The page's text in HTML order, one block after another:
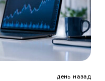
день назад